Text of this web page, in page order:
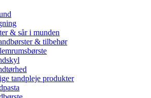
& sår i munden
& tilbehør
tandpleje produkter